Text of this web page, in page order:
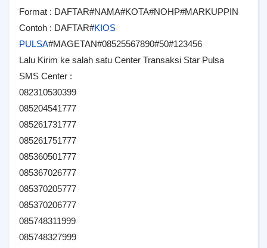
Format : DAFTAR#NAMA#KOTA#NOHP#MARKUPPIN
Contoh : DAFTAR#KIOS
PULSA#MAGETAN#08525567890#50#123456
Lalu Kirim ke salah satu Center Transaksi Star Pulsa
SMS Center :
082310530399
085204541777
085261731777
085261751777
085360501777
085367026777
085370205777
085370206777
085748311999
085748327999